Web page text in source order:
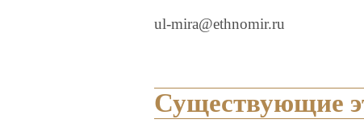
ul-mira@ethnomir.ru
Существующие